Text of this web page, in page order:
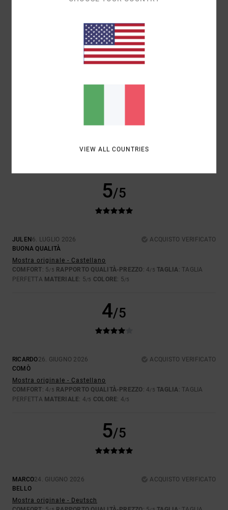
RAPPORTO QUALITÀ-PREZZO: 4
: 4/5
CONSIGLIO QUESTO PRODOTTO
5/5
JULEN 6. LUGLIO 2026
ACQUISTO VERIFICATO
BUONA QUALITÀ
Mostra originale - Castellano
COMFORT: 5/5 RAPPORTO QUALITÀ-PREZZO: 4/5 TAGLIA: TAGLIA
PERFETTA MATERIALE: 5/5 COLORE: 5/5
4/5
RICARDO26. GIUGNO 2026
ACQUISTO VERIFICATO
COMÒ
Mostra originale - Castellano
COMFORT: 4/5 RAPPORTO QUALITÀ-PREZZO: 4/5 TAGLIA: TAGLIA
PERFETTA MATERIALE: 4/5 COLORE: 4/5
5/5
MARCO24. GIUGNO 2026
ACQUISTO VERIFICATO
BELLO
Mostra originale - Deutsch
VIEW ALL COUNTRIES